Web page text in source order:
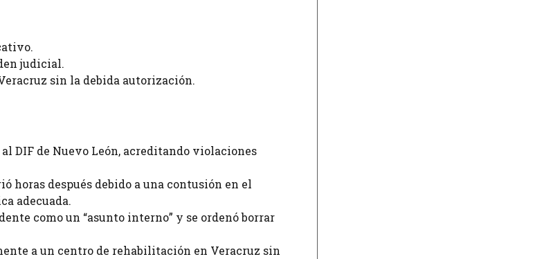
judicial.
sin la debida autorización.
DIF de Nuevo León, acreditando violaciones
horas después debido a una contusión en el
adecuada.
como un “asunto interno” y se ordenó borrar
a un centro de rehabilitación en Veracruz sin